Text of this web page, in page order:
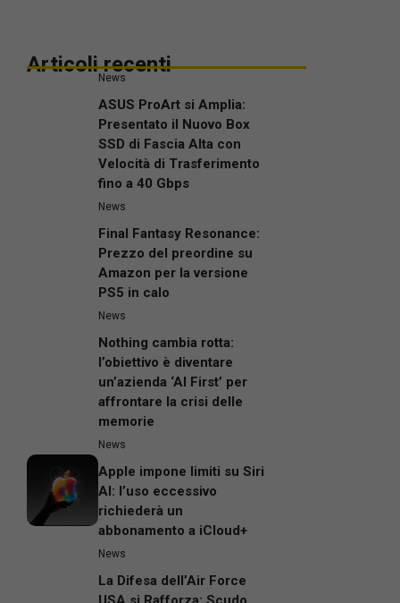
Articoli recenti
News
ASUS ProArt si Amplia:
Presentato il Nuovo Box
SSD di Fascia Alta con
Velocità di Trasferimento
fino a 40 Gbps
News
Final Fantasy Resonance:
Prezzo del preordine su
Amazon per la versione
PS5 in calo
News
Nothing cambia rotta:
l’obiettivo è diventare
un’azienda ‘AI First’ per
affrontare la crisi delle
memorie
News
Apple impone limiti su Siri
AI: l’uso eccessivo
richiederà un
abbonamento a iCloud+
News
La Difesa dell’Air Force